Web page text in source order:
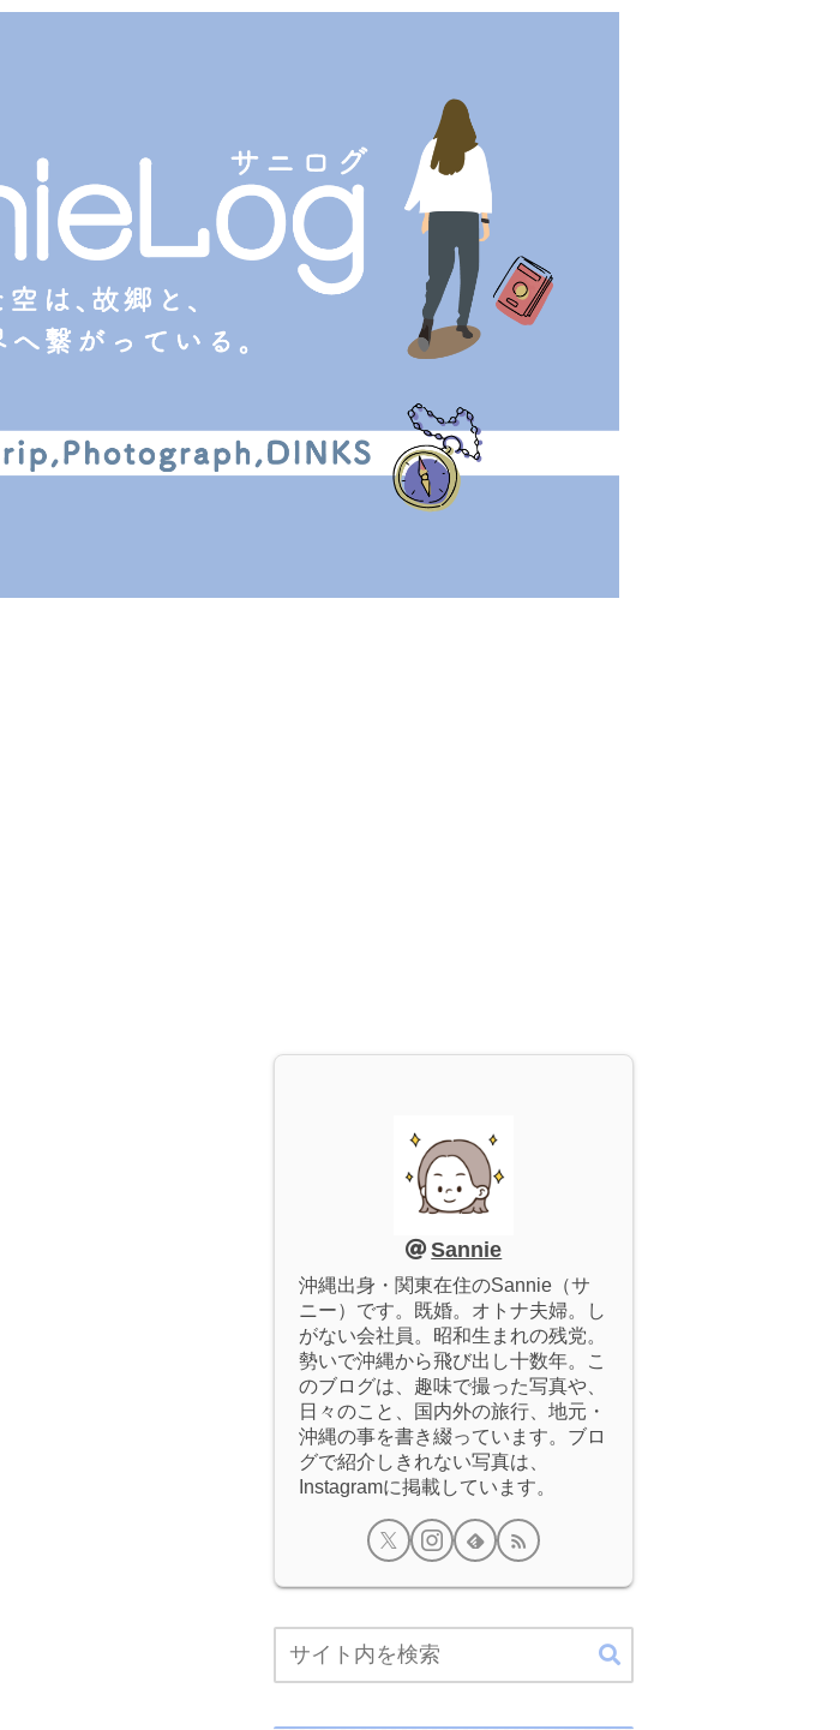
Sannie
沖縄出身・関東在住のSannie（サ
ニー）です。既婚。オトナ夫婦。し
がない会社員。昭和生まれの残党。
勢いで沖縄から飛び出し十数年。こ
のブログは、趣味で撮った写真や、
日々のこと、国内外の旅行、地元・
沖縄の事を書き綴っています。ブロ
グで紹介しきれない写真は、
Instagramに掲載しています。